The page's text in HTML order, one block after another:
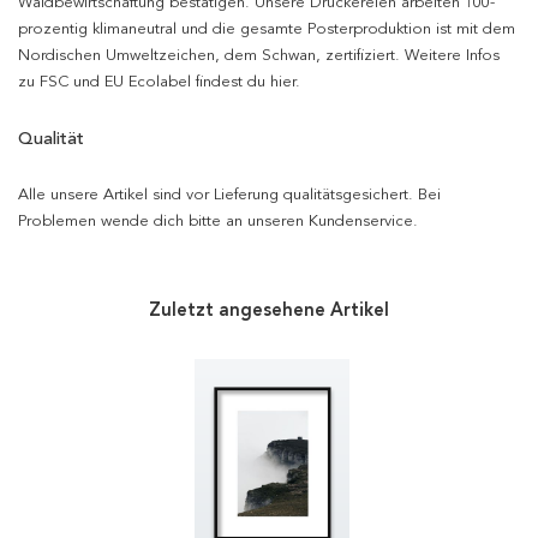
prozentig klimaneutral und die gesamte Posterproduktion ist mit dem
Nordischen Umweltzeichen, dem Schwan, zertifiziert. Weitere Infos
zu FSC und EU Ecolabel findest du hier.
Qualität
Alle unsere Artikel sind vor Lieferung qualitätsgesichert. Bei
Problemen wende dich bitte an unseren Kundenservice.
Zuletzt angesehene Artikel